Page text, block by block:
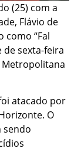
(25) com a
Flávio de
como “Fal
de sexta-feira
Metropolitana
atacado por
O
sendo